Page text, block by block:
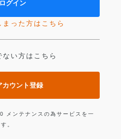
った方はこちら
い方はこちら
カウント登録
メンテナンスの為サービスを一
。